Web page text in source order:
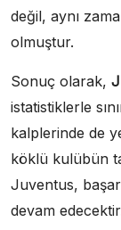
değil, aynı
olmuştur.
Sonuç olarak,
istatistiklerle
kalplerinde de
köklü kulübün
Juventus,
devam